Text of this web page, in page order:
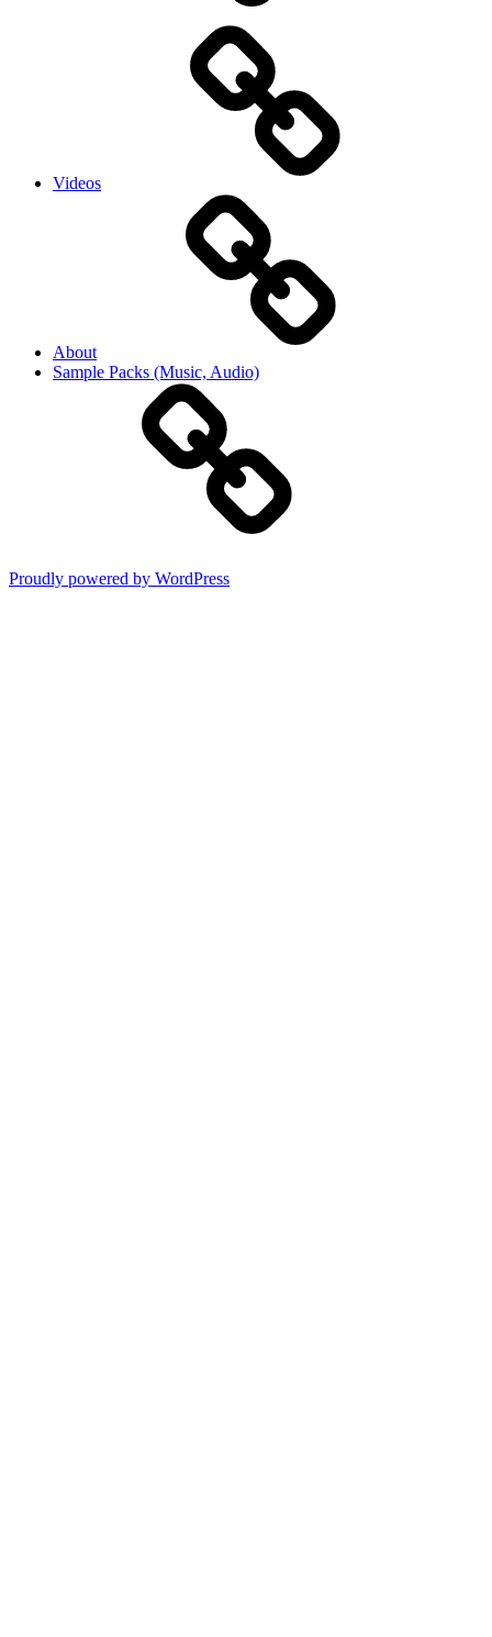
Videos
About
Sample Packs (Music, Audio)
Proudly powered by WordPress